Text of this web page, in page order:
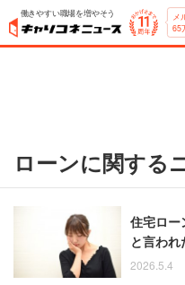
働きやすい職場を増やそう メ
65
ローンに関する
住宅ロ
と言わ
実「今は
2026.5.4